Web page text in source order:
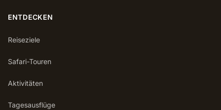
ENTDECKEN
Reiseziele
Safari-Touren
Aktivitäten
Tagesausflüge